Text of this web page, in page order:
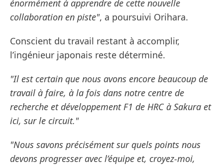
énormément à apprendre de cette nouvelle
collaboration en piste", a poursuivi Orihara.
Conscient du travail restant à accomplir,
l’ingénieur japonais reste déterminé.
"Il est certain que nous avons encore beaucoup de
travail à faire, à la fois dans notre centre de
recherche et développement F1 de HRC à Sakura et
ici, sur le circuit."
"Nous savons précisément sur quels points nous
devons progresser avec l’équipe et, croyez-moi,